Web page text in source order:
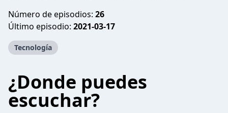
Número de episodios: 26
Último episodio: 2021-03-17
Tecnología
¿Donde puedes
escuchar?